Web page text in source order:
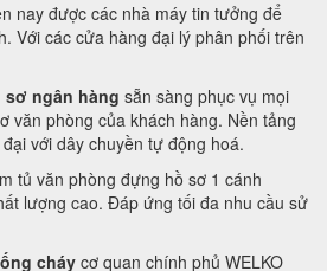
nay được các nhà máy tin tưởng để
Với các cửa hàng đại lý phân phối trên
sơ ngân hàng sẵn sàng phục vụ mọi
văn phòng của khách hàng. Nền tảng
với dây chuyền tự động hoá.
tủ văn phòng đựng hồ sơ 1 cánh
lượng cao. Đáp ứng tối đa nhu cầu sử
cháy cơ quan chính phủ WELKO